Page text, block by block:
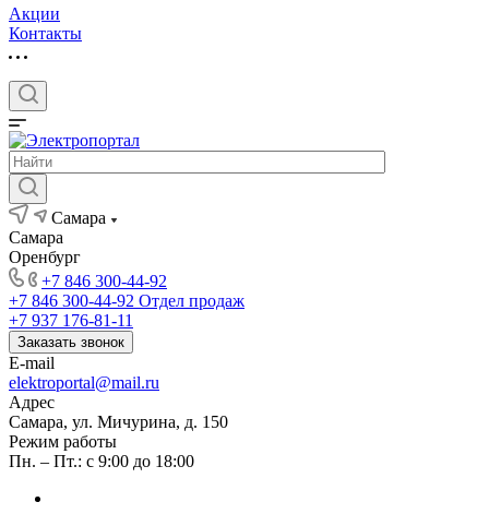
Акции
Контакты
Самара
Самара
Оренбург
+7 846 300-44-92
+7 846 300-44-92 Отдел продаж
+7 937 176-81-11
Заказать звонок
E-mail
elektroportal@mail.ru
Адрес
Самара, ул. Мичурина, д. 150
Режим работы
Пн. – Пт.: с 9:00 до 18:00